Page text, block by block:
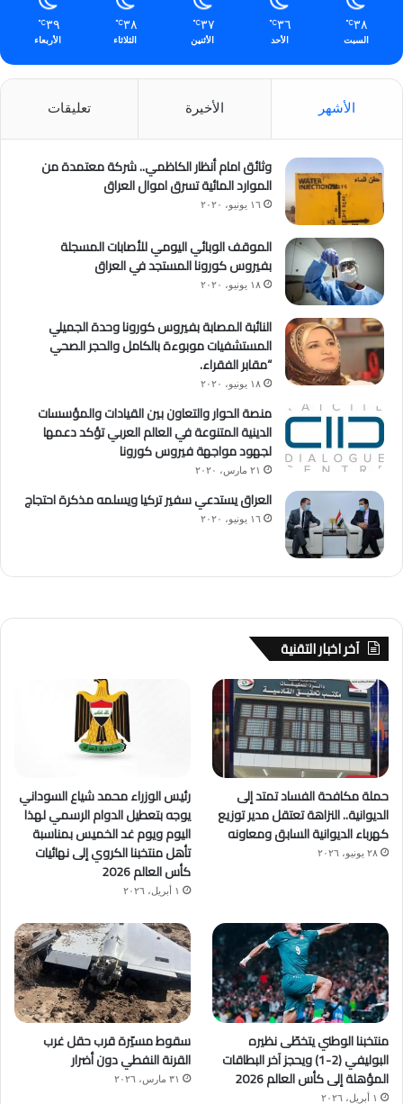
٣٨℃
السبت
٣٦℃
الأحد
٣٧℃
الأثنين
٣٨℃
الثلاثاء
٣٩℃
الأربعاء
الأشهر الأخيرة تعليقات
وثائق امام أنظار الكاظمي.. شركة معتمدة من
الموارد المائية تسرق اموال العراق
١٦ يونيو، ٢٠٢٠
الموقف الوبائي اليومي للأصابات المسجلة
بفيروس كورونا المستجد في العراق
١٨ يونيو، ٢٠٢٠
النائبة المصابة بفيروس كورونا وحدة الجميلي
المستشفيات موبوءة بالكامل والحجر الصحي
“مقابر الفقراء.
١٨ يونيو، ٢٠٢٠
منصة الحوار والتعاون بين القيادات والمؤسسات
الدينية المتنوعة في العالم العربي تؤكد دعمها
لجهود مواجهة فيروس كورونا
٢١ مارس، ٢٠٢٠
العراق يستدعي سفير تركيا ويسلمه مذكرة احتجاج
١٦ يونيو، ٢٠٢٠
آخر اخبار التقنية
حملة مكافحة الفساد تمتد إلى
الديوانية.. النزاهة تعتقل مدير توزيع
كهرباء الديوانية السابق ومعاونه
٢٨ يونيو، ٢٠٢٦
رئيس الوزراء محمد شياع السوداني
يوجه بتعطيل الدوام الرسمي لهذا
اليوم ويوم غد الخميس بمناسبة
تأهل منتخبنا الكروي إلى نهائيات
كأس العالم 2026
١ أبريل، ٢٠٢٦
منتخبنا الوطني يتخطّى نظيره
البوليفي (2-1) ويحجز آخر البطاقات
المؤهلة إلى كأس العالم 2026
١ أبريل، ٢٠٢٦
سقوط مسيّرة قرب حقل غرب
القرنة النفطي دون أضرار
٣١ مارس، ٢٠٢٦